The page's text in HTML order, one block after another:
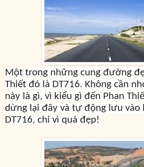
Một trong những cung đường
Thiết đó là DT716. Không cần
này là gì, vì kiểu gì đến Phan
dừng lại đây và tự động lưu vào
DT716, chỉ vì quá đẹp!